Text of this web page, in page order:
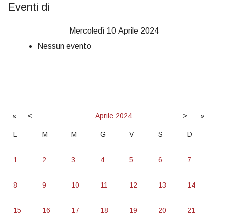
Eventi di
Mercoledì 10 Aprile 2024
Nessun evento
« < Aprile 2024 > »
L M M G V S D
1 2 3 4 5 6 7
8 9 10 11 12 13 14
15 16 17 18 19 20 21